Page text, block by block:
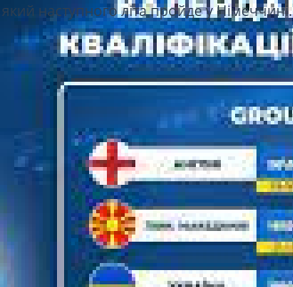
який наступного літа пройде у Німеччині.